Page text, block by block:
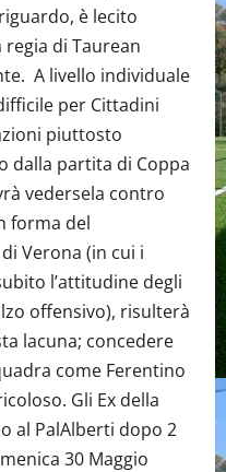
è lecito
di Taurean
A livello individuale
per Cittadini
piuttosto
dalla partita di Coppa
vedersela contro
forma del
Verona (in cui i
l’attitudine degli
offensivo), risulterà
lacuna; concedere
come Ferentino
Gli Ex della
al PalAlberti dopo 2
30 Maggio